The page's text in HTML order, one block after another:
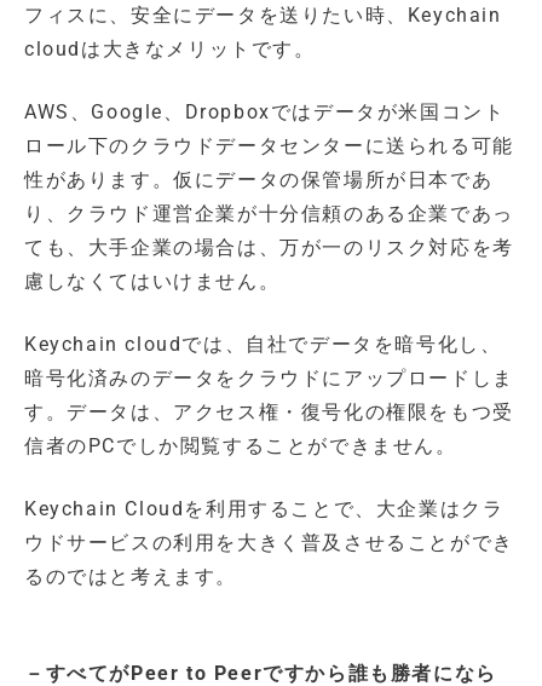
フィスに、安全にデータを送りたい時、Keychain
cloudは大きなメリットです。
AWS、Google、Dropboxではデータが米国コント
ロール下のクラウドデータセンターに送られる可能
性があります。仮にデータの保管場所が日本であ
り、クラウド運営企業が十分信頼のある企業であっ
ても、大手企業の場合は、万が一のリスク対応を考
慮しなくてはいけません。
Keychain cloudでは、自社でデータを暗号化し、
暗号化済みのデータをクラウドにアップロードしま
す。データは、アクセス権・復号化の権限をもつ受
信者のPCでしか閲覧することができません。
Keychain Cloudを利用することで、大企業はクラ
ウドサービスの利用を大きく普及させることができ
るのではと考えます。
－すべてがPeer to Peerですから誰も勝者になら